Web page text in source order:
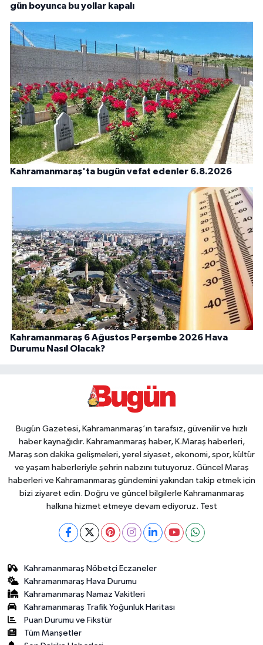
gün boyunca bu yollar kapalı
Kahramanmaraş'ta bugün vefat edenler 6.8.2026
Kahramanmaraş 6 Ağustos Perşembe 2026 Hava
Durumu Nasıl Olacak?
Bugün Gazetesi, Kahramanmaraş’ın tarafsız, güvenilir ve hızlı
haber kaynağıdır. Kahramanmaraş haber, K.Maraş haberleri,
Maraş son dakika gelişmeleri, yerel siyaset, ekonomi, spor, kültür
ve yaşam haberleriyle şehrin nabzını tutuyoruz. Güncel Maraş
haberleri ve Kahramanmaraş gündemini yakından takip etmek için
bizi ziyaret edin. Doğru ve güncel bilgilerle Kahramanmaraş
halkına hizmet etmeye devam ediyoruz. Test
Kahramanmaraş Nöbetçi Eczaneler
Kahramanmaraş Hava Durumu
Kahramanmaraş Namaz Vakitleri
Kahramanmaraş Trafik Yoğunluk Haritası
Puan Durumu ve Fikstür
Tüm Manşetler